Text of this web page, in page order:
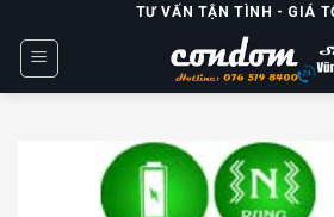
content
TƯ VẤN TẬN TÌNH - GIÁ